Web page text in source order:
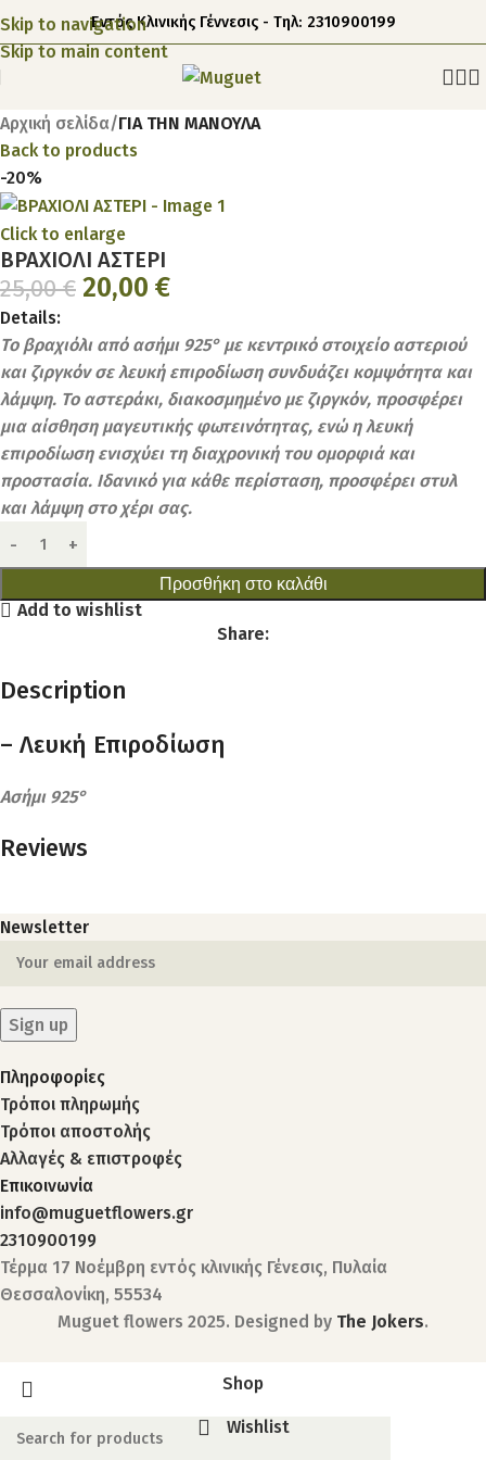
Skip to navigation
Skip to main content
Εντός Κλινικής Γέννεσις - Τηλ: 2310900199
Αρχική σελίδα ΓΙΑ ΤΗΝ ΜΑΝΟΥΛΑ
Back to products
-20%
Click to enlarge
ΒΡΑΧΙΟΛΙ ΑΣΤΕΡΙ
25,00€ 20,00 €
Details:
Το βραχιόλι από ασήμι 925° με κεντρικό στοιχείο αστεριού
και ζιργκόν σε λευκή επιροδίωση συνδυάζει κομψότητα και
λάμψη. Το αστεράκι, διακοσμημένο με ζιργκόν, προσφέρει
μια αίσθηση μαγευτικής φωτεινότητας, ενώ η λευκή
επιροδίωση ενισχύει τη διαχρονική του ομορφιά και
προστασία. Ιδανικό για κάθε περίσταση, προσφέρει στυλ
και λάμψη στο χέρι σας.
Προσθήκη στο καλάθι
Add to wishlist
Share:
Description
– Λευκή Eπιροδίωση
Ασήμι 925°
Reviews
Newsletter
Πληροφορίες
Τρόποι πληρωμής
Τρόποι αποστολής
Αλλαγές & επιστροφές
Επικοινωνία
info@muguetflowers.gr
2310900199
Τέρμα 17 Νοέμβρη εντός κλινικής Γένεσις, Πυλαία
Θεσσαλονίκη, 55534
Muguet flowers 2025. Designed by The Jokers.
Shop
Wishlist